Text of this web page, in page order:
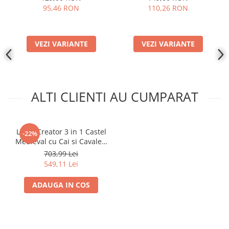
Disney Lorcana
Star Wars Unlimited
UniVersus CCG
Hololive
One Piece Card Game
Colectii Oficiale Topps si Panini si
Final Fantasy
Grand Archive TCG
95,46 RON
VEZI VARIANTE
110,26 RON
VEZI VARIANTE
ALTI CLIENTI AU CUMPARAT
-22%
LEGO Creator 3 in 1 Castel
Medieval cu Cai si Cavaleri
31168
703,99 Lei
549,11 Lei
ADAUGA IN COS